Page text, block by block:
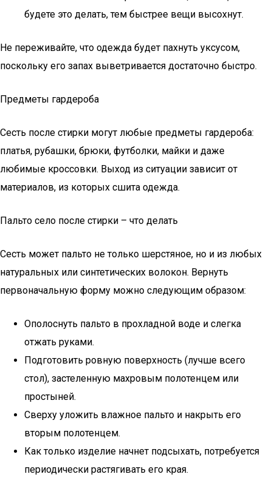
будете это делать, тем быстрее вещи высохнут.
Не переживайте, что одежда будет пахнуть уксусом,
поскольку его запах выветривается достаточно быстро.
Предметы гардероба
Сесть после стирки могут любые предметы гардероба:
платья, рубашки, брюки, футболки, майки и даже
любимые кроссовки. Выход из ситуации зависит от
материалов, из которых сшита одежда.
Пальто село после стирки – что делать
Сесть может пальто не только шерстяное, но и из любых
натуральных или синтетических волокон. Вернуть
первоначальную форму можно следующим образом:
Ополоснуть пальто в прохладной воде и слегка
отжать руками.
Подготовить ровную поверхность (лучше всего
стол), застеленную махровым полотенцем или
простыней.
Сверху уложить влажное пальто и накрыть его
вторым полотенцем.
Как только изделие начнет подсыхать, потребуется
периодически растягивать его края.